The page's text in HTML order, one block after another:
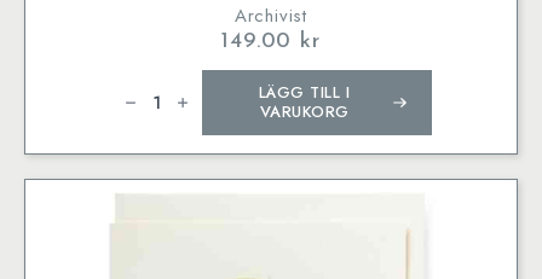
Archivist
149.00 kr
Safety
mängd
LÄGG TILL I
VARUKORG